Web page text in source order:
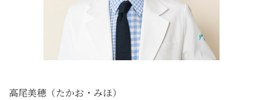
高尾美穂（たかお・みほ）